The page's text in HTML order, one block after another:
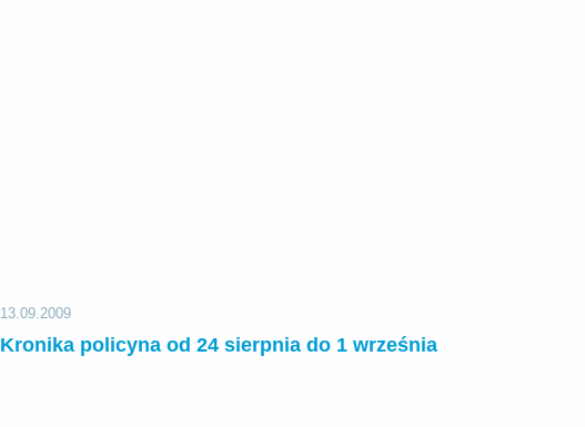
13.09.2009
Kronika policyna od 24 sierpnia do 1 września